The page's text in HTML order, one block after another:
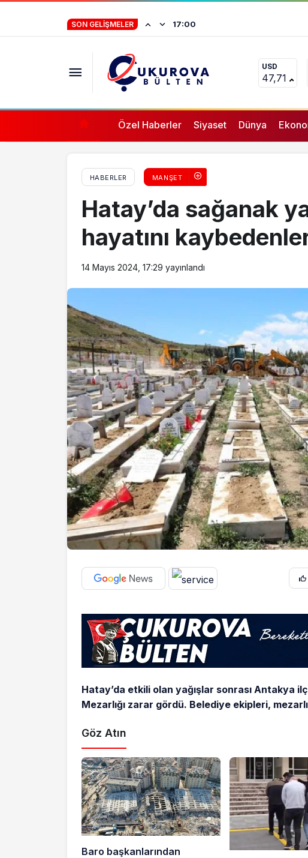
SON GELIŞMELER 17:00
ifade vermez”
USD
47,71
Özel Haberler Siyaset Dünya
HABERLER MANŞET
Hatay’da sağanak
hayatını
14 Mayıs 2024, 17:29 yayınlandı
Hatay’da etkili olan yağışlar sonrası Antakya
Mezarlığı zarar gördü. Belediye ekipleri,
Göz Atın
Baro başkanlarından
Son 53 yılın en sıcak nisan ayı yaşandı